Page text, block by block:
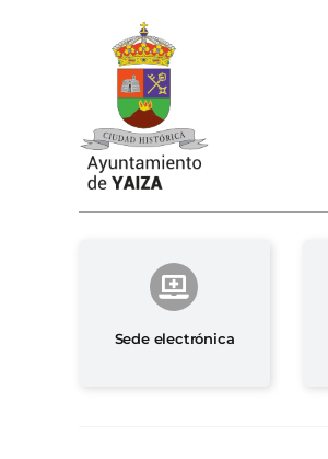
Sede electrónica